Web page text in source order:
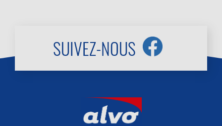
SUIVEZ-NOUS